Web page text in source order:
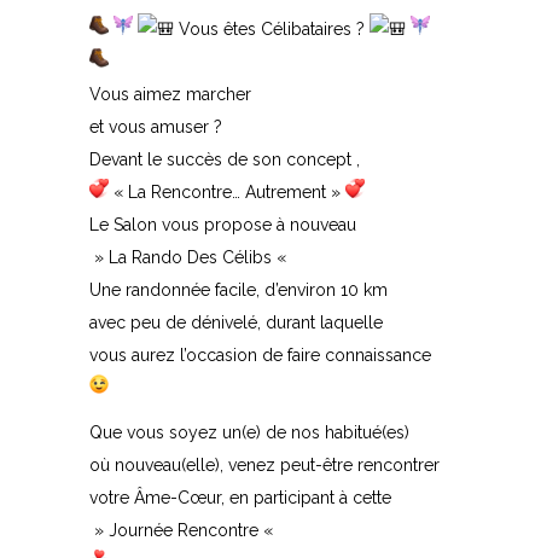
Vous êtes Célibataires ?
Vous aimez marcher
et vous amuser ?
Devant le succès de son concept ,
« La Rencontre… Autrement »
Le Salon vous propose à nouveau
» La Rando Des Célibs «
Une randonnée facile, d’environ 10 km
avec peu de dénivelé, durant laquelle
vous aurez l’occasion de faire connaissance
Que vous soyez un(e) de nos habitué(es)
où nouveau(elle), venez peut-être rencontrer
votre Âme-Cœur, en participant à cette
» Journée Rencontre «